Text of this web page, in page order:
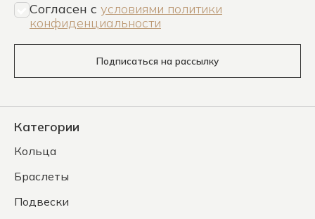
Согласен c условиями политики
конфиденциальности
Подписаться на рассылку
Категории
Кольца
Браслеты
Подвески